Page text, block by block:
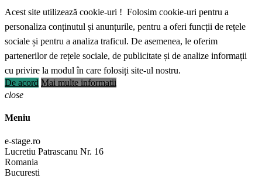
Acest site utilizează cookie-uri ! Folosim cookie-uri pentru a
personaliza conținutul și anunțurile, pentru a oferi funcții de rețele
sociale și pentru a analiza traficul. De asemenea, le oferim
partenerilor de rețele sociale, de publicitate și de analize informații
cu privire la modul în care folosiți site-ul nostru.
De acord Mai multe informatii
close
Meniu
e-stage.ro
Lucretiu Patrascanu Nr. 16
Romania
Bucuresti